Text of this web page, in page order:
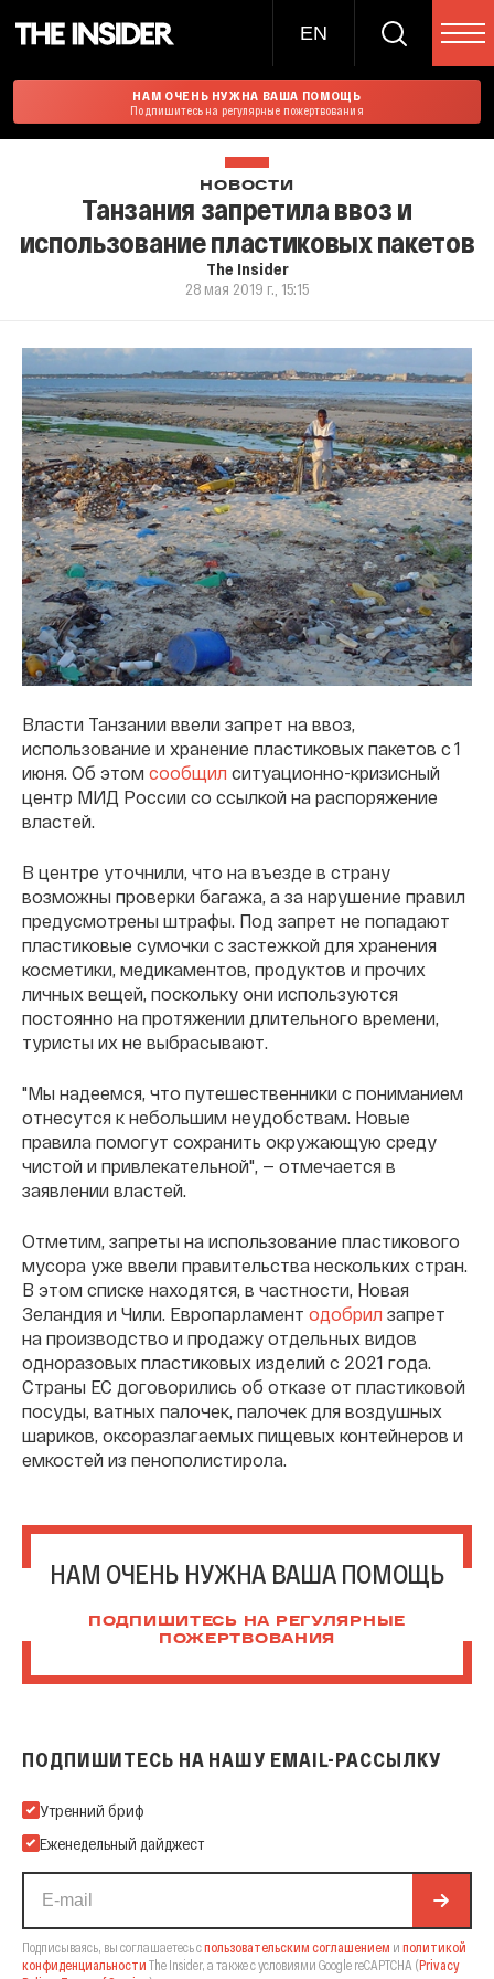
EN
НАМ ОЧЕНЬ НУЖНА ВАША ПОМОЩЬ
Подпишитесь на регулярные пожертвования
НОВОСТИ
Танзания запретила ввоз и
использование пластиковых пакетов
The Insider
28 мая 2019 г., 15:15
Власти Танзании ввели запрет на ввоз,
использование и хранение пластиковых пакетов с 1
июня. Об этом сообщил ситуационно-кризисный
центр МИД России со ссылкой на распоряжение
властей.
В центре уточнили, что на въезде в страну
возможны проверки багажа, а за нарушение правил
предусмотрены штрафы. Под запрет не попадают
пластиковые сумочки с застежкой для хранения
косметики, медикаментов, продуктов и прочих
личных вещей, поскольку они используются
постоянно на протяжении длительного времени,
туристы их не выбрасывают.
"Мы надеемся, что путешественники с пониманием
отнесутся к небольшим неудобствам. Новые
правила помогут сохранить окружающую среду
чистой и привлекательной", — отмечается в
заявлении властей.
Отметим, запреты на использование пластикового
мусора уже ввели правительства нескольких стран.
В этом списке находятся, в частности, Новая
Зеландия и Чили. Европарламент одобрил запрет
на производство и продажу отдельных видов
одноразовых пластиковых изделий с 2021 года.
Страны ЕС договорились об отказе от пластиковой
посуды, ватных палочек, палочек для воздушных
шариков, оксоразлагаемых пищевых контейнеров и
емкостей из пенополистирола.
НАМ ОЧЕНЬ НУЖНА ВАША ПОМОЩЬ
ПОДПИШИТЕСЬ НА РЕГУЛЯРНЫЕ
ПОЖЕРТВОВАНИЯ
ПОДПИШИТЕСЬ НА НАШУ EMAIL-РАССЫЛКУ
Подпишитесь на нашу Email-рассылку
Утренний бриф
Еженедельный дайджест
Подписываясь, вы соглашаетесь спользовательским соглашением и политикой
конфиденциальности The Insider, а также с условиями Google reCAPTCHA (Privacy